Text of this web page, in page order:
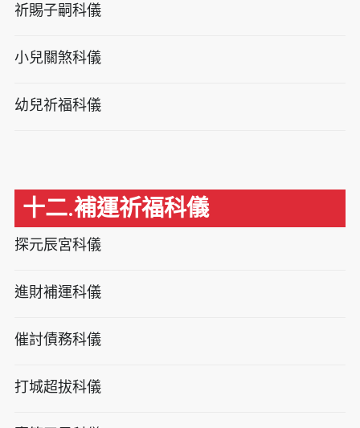
祈賜子嗣科儀
小兒關煞科儀
幼兒祈福科儀
十二.補運祈福科儀
探元辰宮科儀
進財補運科儀
催討債務科儀
打城超拔科儀